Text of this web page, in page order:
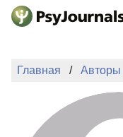
Перейти к основному
Главная Авторы